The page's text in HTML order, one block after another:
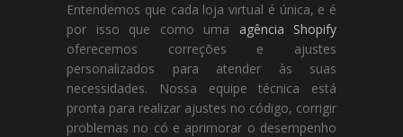
Entendemos que cada loja virtual é única, e é
por isso que como uma agência Shopify
oferecemos correções e ajustes
personalizados para atender às suas
necessidades. Nossa equipe técnica está
pronta para realizar ajustes no código, corrigir
problemas no có e aprimorar o desempenho